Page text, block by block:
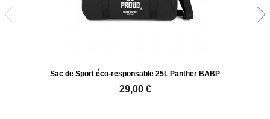
Sac de Sport éco-responsable 25L Panther BABP
29,00 €